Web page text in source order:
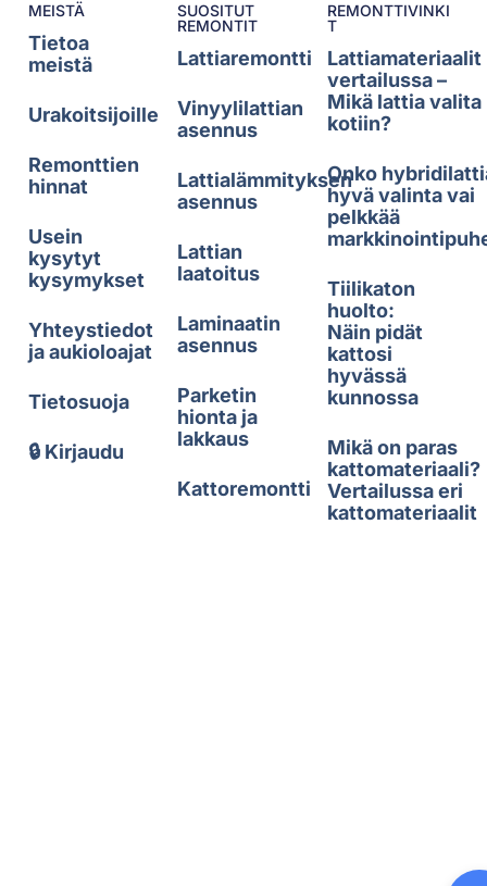
MEISTÄ
Tietoa
meistä
Urakoitsijoille
Remonttien
hinnat
Usein
kysytyt
kysymykset
Yhteystiedot
ja aukioloajat
Tietosuoja
🔒 Kirjaudu
SUOSITUT
REMONTIT
Lattiaremontti
Vinyylilattian
asennus
Lattialämmityksen
asennus
Lattian
laatoitus
Laminaatin
asennus
Parketin
hionta ja
lakkaus
Kattoremontti
REMONTTIVINKI
T
Lattiamateriaalit
vertailussa –
Mikä lattia valita
kotiin?
Onko
hyvä valinta vai
pelkkää
Tiilikaton
huolto:
Näin pidät
kattosi
hyvässä
kunnossa
Mikä on paras
kattomateriaali?
Vertailussa eri
kattomateriaalit